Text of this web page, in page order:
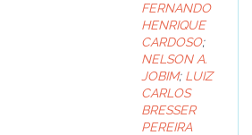
FERNANDO
HENRIQUE
CARDOSO;
NELSON A.
JOBIM; LUIZ
CARLOS
BRESSER
PEREIRA